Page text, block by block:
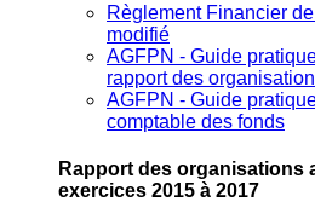
Règlement Financier
modifié
AGFPN ‐ Guide
rapport des
AGFPN ‐ Guide
comptable des fonds
Rapport des organisations
exercices 2015 à 2017